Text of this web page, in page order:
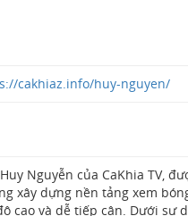
cakhiaz.info/huy-nguyen/
Nguyễn của CaKhia TV,
xây dựng nền tảng xem
cao và dễ tiếp cận. Dưới sự